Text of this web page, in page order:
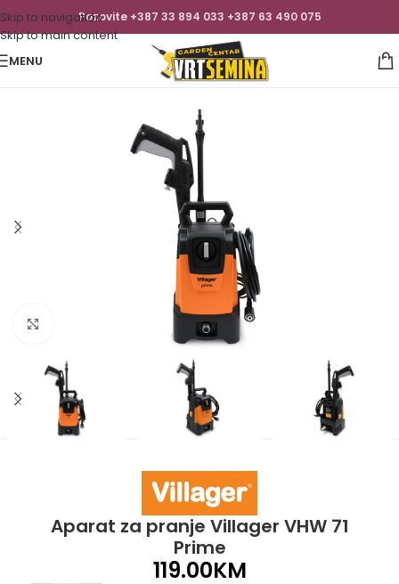
Skip to navigation
Skip to main content
Pozovite +387 33 894 033 +387 63 490 075
MENU
Aparat za pranje Villager VHW 71
Prime
119.00KM